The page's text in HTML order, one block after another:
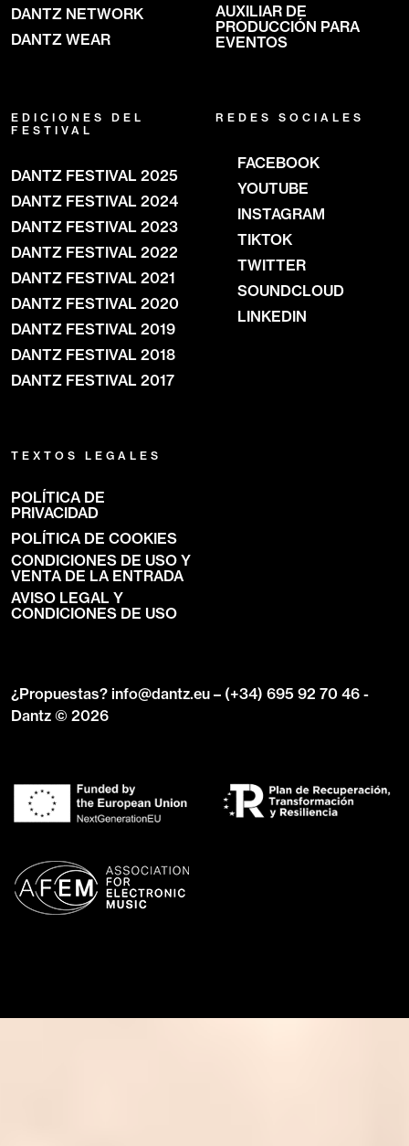
DANTZ NETWORK
DANTZ WEAR
AUXILIAR DE
PRODUCCIÓN PARA
EVENTOS
EDICIONES DEL
FESTIVAL
DANTZ FESTIVAL 2025
DANTZ FESTIVAL 2024
DANTZ FESTIVAL 2023
DANTZ FESTIVAL 2022
DANTZ FESTIVAL 2021
DANTZ FESTIVAL 2020
DANTZ FESTIVAL 2019
DANTZ FESTIVAL 2018
DANTZ FESTIVAL 2017
REDES SOCIALES
FACEBOOK
YOUTUBE
INSTAGRAM
TIKTOK
TWITTER
SOUNDCLOUD
LINKEDIN
TEXTOS LEGALES
POLÍTICA DE
PRIVACIDAD
POLÍTICA DE COOKIES
CONDICIONES DE USO Y
VENTA DE LA ENTRADA
AVISO LEGAL Y
CONDICIONES DE USO
¿Propuestas? info@dantz.eu – (+34) 695 92 70 46 -
Dantz © 2026